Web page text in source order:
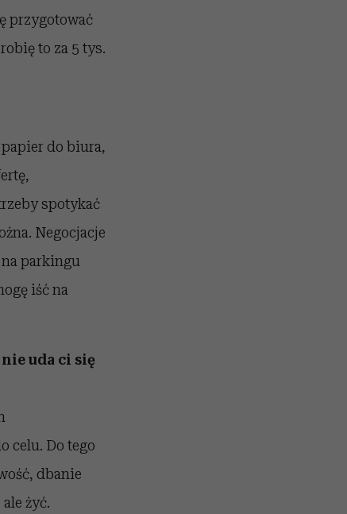
przygotować
to za 5 tys.
do biura,
spotykać
Negocjacje
parkingu
iść na
uda ci się
celu. Do tego
dbanie
żyć.